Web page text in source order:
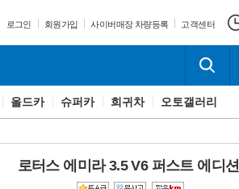
로그인 회원가입 사이버매장 차량등록 고객센터
올드카 슈퍼카 희귀차 오토갤러리
로터스 에미라 3.5 V6 퍼스트 에디션